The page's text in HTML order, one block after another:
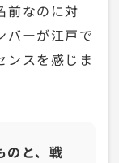
前なのに対
バーが江戸で
ンスを感じま
のと、戦